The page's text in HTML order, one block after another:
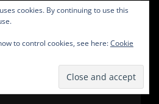
cookies. By continuing to use this
to control cookies, see here:Cookie